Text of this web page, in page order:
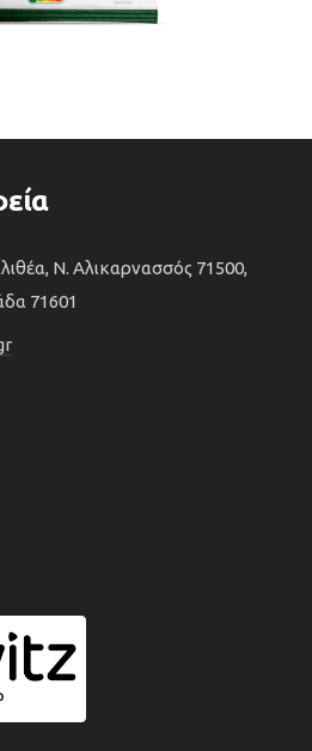
N. Αλικαρνασσός 71500,
71601